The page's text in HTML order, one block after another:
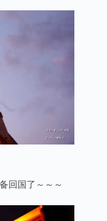
回国了～～～